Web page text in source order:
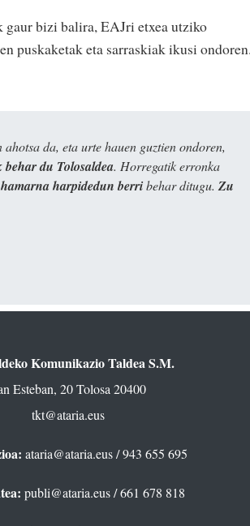
gaur bizi balira, EAJri etxea utziko
puskaketak eta sarraskiak ikusi ondoren.
da, eta urte hauen guztien ondoren,
du Tolosaldea. Horregatik erronka
harpidedun berribehar ditugu. Zu
Komunikazio Taldea S.M.
Esteban, 20 Tolosa 20400
tkt@ataria.eus
ataria@ataria.eus/ 943 655 695
publi@ataria.eus/ 661 678 818